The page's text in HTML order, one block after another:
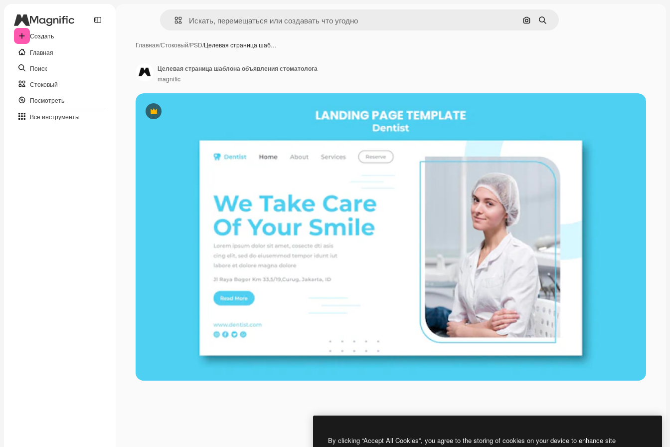
Создать
Главная
Поиск
Стоковый
Посмотреть
Все инструменты
Поиск по изображению
Поиск
Главная/Стоковый/PSD/Целевая страница шаб…
Премиум
Целевая страница шаблона объявления стоматолога
magnific
By clicking “Accept All Cookies”, you agree to the storing of cookies on your device to enhance site